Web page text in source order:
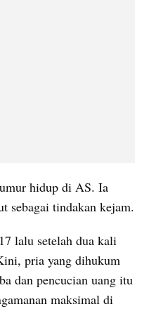
hidup di AS. Ia
sebagai tindakan kejam.
lalu setelah dua kali
pria yang dihukum
dan pencucian uang itu
maksimal di